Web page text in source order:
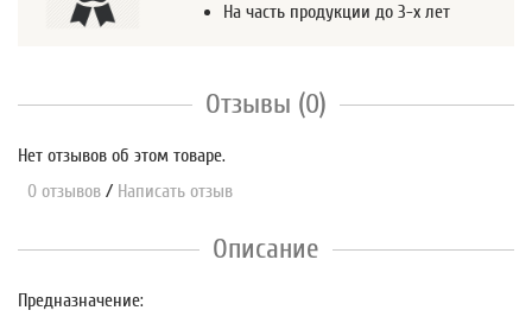
На часть продукции до 3-х лет
Отзывы (0)
Нет отзывов об этом товаре.
0 отзывов / Написать отзыв
Описание
Предназначение: